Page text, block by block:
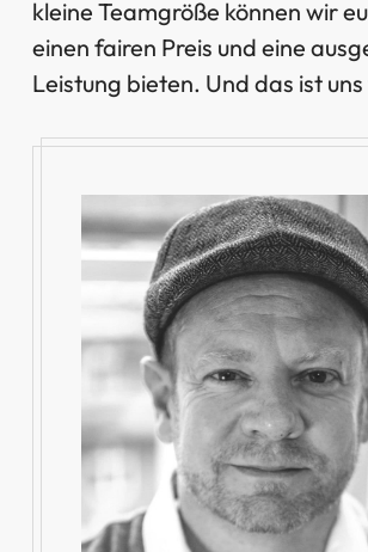
kleine Teamgröße können wir
einen fairen Preis und eine
Leistung bieten. Und das ist